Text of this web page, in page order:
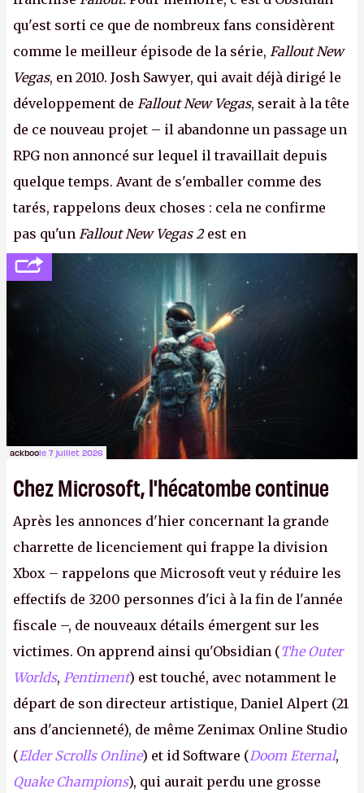
qu'est sorti ce que de nombreux fans considèrent
comme le meilleur épisode de la série, Fallout New
Vegas, en 2010. Josh Sawyer, qui avait déjà dirigé le
développement de Fallout New Vegas, serait à la tête
de ce nouveau projet – il abandonne un passage un
RPG non annoncé sur lequel il travaillait depuis
quelque temps. Avant de s'emballer comme des
tarés, rappelons deux choses : cela ne confirme
pas qu'un Fallout New Vegas 2est en
développement (pour ce que l'on sait, ils bossent
peut-être sur
Fallout Football ou
Fallout vs. Les
Lapins Crétins) et l'Obsidian d'aujourd'hui n'est plus
le même studio qu'il y a 15 ans. Mais bon, OK, on
peut commencer à fantasmer.A.
ackboole 7 juillet 2026
Chez Microsoft, l'hécatombe continue
Après les annonces d'hier concernant la grande
charrette de licenciement qui frappe la division
Xbox – rappelons que Microsoft veut y réduire les
effectifs de 3200 personnes d'ici à la fin de l'année
fiscale –, de nouveaux détails émergent sur les
victimes. On apprend ainsi qu'Obsidian (The Outer
Worlds, Pentiment) est touché, avec notamment le
départ de son directeur artistique, Daniel Alpert (21
ans d'ancienneté), de même Zenimax Online Studio
(Elder Scrolls Online) et id Software (Doom Eternal,
Quake Champions), qui aurait perdu une grosse